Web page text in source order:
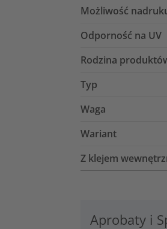
Możliwość
Odporność na UV
Rodzina
Typ
Waga
Wariant
Z klejem
Aprobaty i